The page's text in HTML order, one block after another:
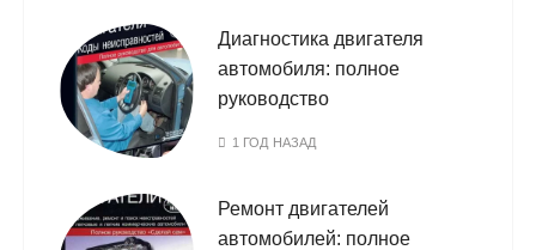
Диагностика двигателя
автомобиля: полное
руководство
1 ГОД НАЗАД
Ремонт двигателей
автомобилей: полное